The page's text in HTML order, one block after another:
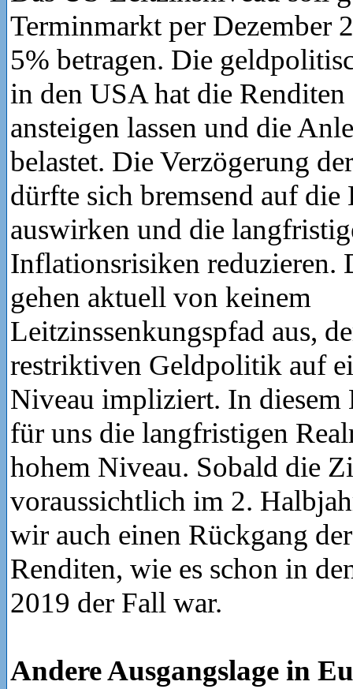
Terminmarkt per Dezember
5% betragen. Die
in den USA hat die Renditen
ansteigen lassen und die
belastet. Die Verzögerung
dürfte sich bremsend auf
auswirken und die
Inflationsrisiken reduzieren.
gehen aktuell von keinem
Leitzinssenkungspfad aus,
restriktiven Geldpolitik auf
Niveau impliziert. In diesem
für uns die langfristigen
hohem Niveau. Sobald die
voraussichtlich im 2.
wir auch einen Rückgang
Renditen, wie es schon in
2019 der Fall war.
Andere Ausgangslage in